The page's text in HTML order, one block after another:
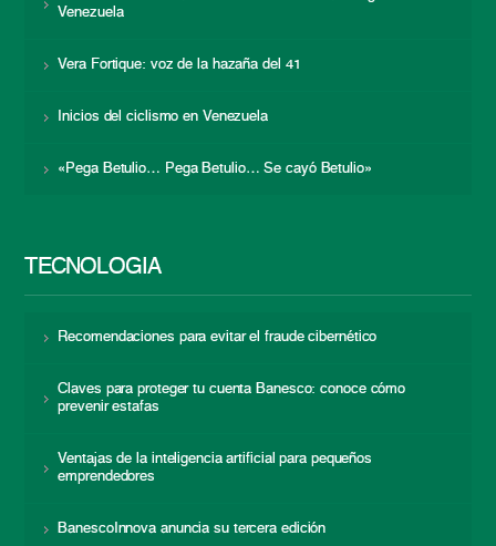
Venezuela
Vera Fortique: voz de la hazaña del 41
Inicios del ciclismo en Venezuela
«Pega Betulio… Pega Betulio… Se cayó Betulio»
TECNOLOGÍA
Recomendaciones para evitar el fraude cibernético
Claves para proteger tu cuenta Banesco: conoce cómo
prevenir estafas
Ventajas de la inteligencia artificial para pequeños
emprendedores
BanescoInnova anuncia su tercera edición